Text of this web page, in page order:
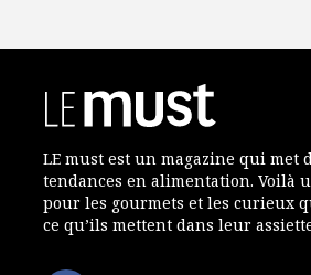
LE must est un magazine qui met
tendances en alimentation. Voilà
pour les gourmets et les curieux
ce qu’ils mettent dans leur